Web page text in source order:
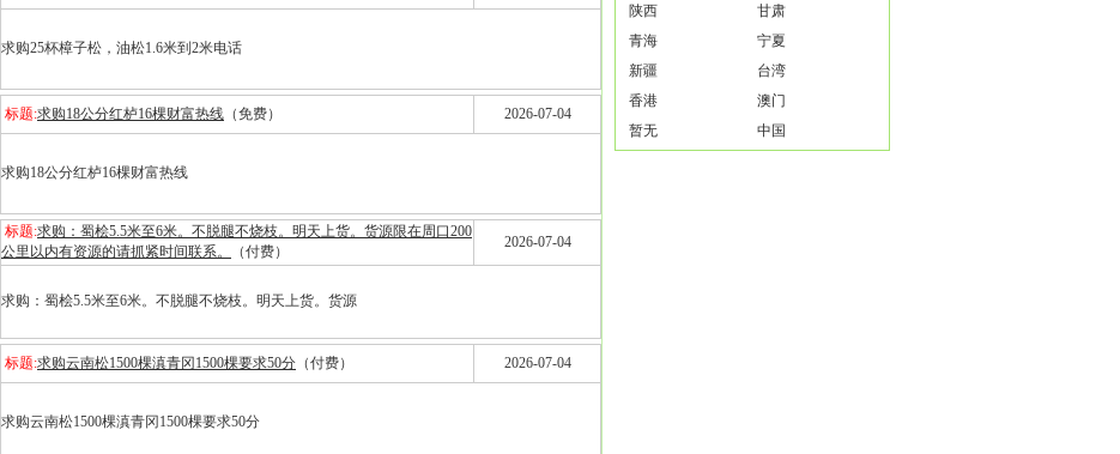
求购25杯樟子松，油松1.6米到2米电话
标题:求购18公分红栌16棵财富热线 （免费） 2026-07-04
求购18公分红栌16棵财富热线
标题:求购：蜀桧5.5米至6米。不脱腿不烧枝。明天上货。货源限在周口200
公里以内有资源的请抓紧时间联系。
（付费）
2026-07-04
求购：蜀桧5.5米至6米。不脱腿不烧枝。明天上货。货源
标题:求购云南松1500棵滇青冈1500棵要求50分 （付费） 2026-07-04
求购云南松1500棵滇青冈1500棵要求50分
陕西
甘肃
青海
宁夏
新疆
台湾
香港
澳门
暂无
中国